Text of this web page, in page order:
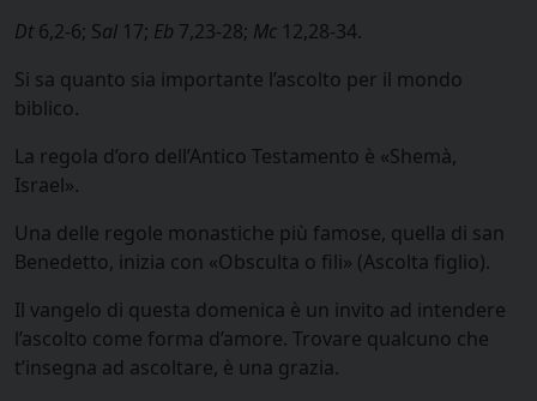
Dt6,2-6; Sal 17; Eb 7,23-28; Mc 12,28-34.
Si sa quanto sia importante l’ascolto per il mondo
biblico.
La regola d’oro dell’Antico Testamento è «Shemà,
Israel».
Una delle regole monastiche più famose, quella di san
Benedetto, inizia con «Obsculta o fili» (Ascolta figlio).
Il vangelo di questa domenica è un invito ad intendere
l’ascolto come forma d’amore. Trovare qualcuno che
t’insegna ad ascoltare, è una grazia.